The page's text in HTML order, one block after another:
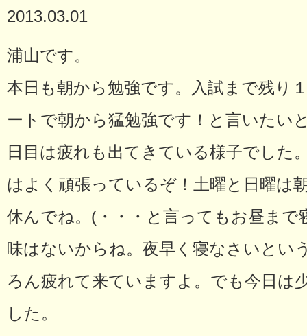
2013.03.01
浦山です。
本日も朝から勉強です。入試まで残り
ートで朝から猛勉強です！と言いたい
日目は疲れも出てきている様子でした
はよく頑張っているぞ！土曜と日曜は
休んでね。(・・・と言ってもお昼まで
味はないからね。夜早く寝なさいとい
ろん疲れて来ていますよ。でも今日は
した。